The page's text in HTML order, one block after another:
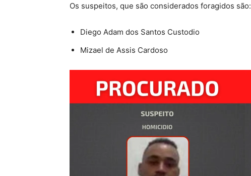
Os suspeitos, que são considerados foragidos são:
Diego Adam dos Santos Custodio
Mizael de Assis Cardoso